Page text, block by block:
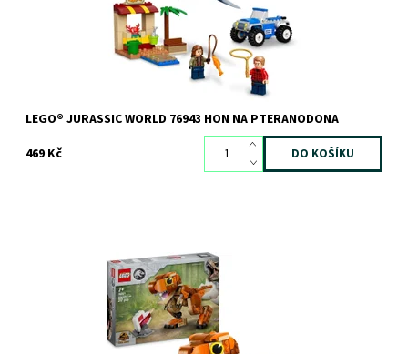
LEGO® JURASSIC WORLD 76943 HON NA PTERANODONA
469 Kč
Postarejte se o nejroztomilejšího T. rexe vůbec: Malou Žravku!
Skladem3 ks
12270
LEGO